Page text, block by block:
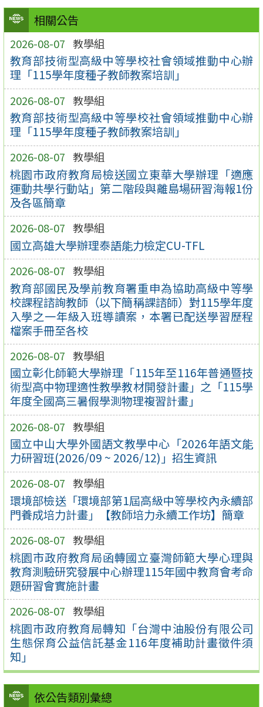
相關公告
2026-08-07 教學組
教育部技術型高級中等學校社會領域推動中心辦
理「115學年度種子教師教案培訓」
2026-08-07 教學組
教育部技術型高級中等學校社會領域推動中心辦
理「115學年度種子教師教案培訓」
2026-08-07 教學組
桃園市政府教育局檢送國立東華大學辦理「適應
運動共學行動站」第二階段與離島場研習海報1份
及各區簡章
2026-08-07 教學組
國立高雄大學辦理泰語能力檢定CU-TFL
2026-08-07 教學組
教育部國民及學前教育署重申為協助高級中等學
校課程諮詢教師（以下簡稱課諮師）對115學年度
入學之一年級入班導讀案，本署已配送學習歷程
檔案手冊至各校
2026-08-07 教學組
國立彰化師範大學辦理「115年至116年普通暨技
術型高中物理適性教學教材開發計畫」之「115學
年度全國高三暑假學測物理複習計畫」
2026-08-07 教學組
國立中山大學外國語文教學中心「2026年語文能
力研習班(2026/09 ~ 2026/12)」招生資訊
2026-08-07 教學組
環境部檢送「環境部第1屆高級中等學校內永續部
門養成培力計畫」【教師培力永續工作坊】簡章
2026-08-07 教學組
桃園市政府教育局函轉國立臺灣師範大學心理與
教育測驗研究發展中心辦理115年國中教育會考命
題研習會實施計畫
2026-08-07 教學組
桃園市政府教育局轉知「台灣中油股份有限公司
生態保育公益信託基金116年度補助計畫徵件須
知」
依公告類別彙總